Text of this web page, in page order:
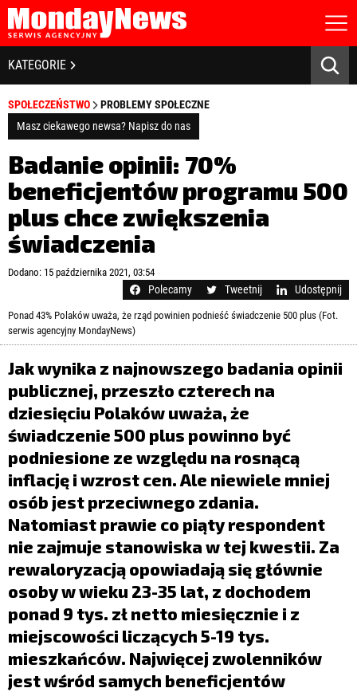
STRONA GŁÓWNA
O NAS
POLITYKA PRYWATNOŚCI
REGULAMIN
LICENCJA
REJESTRACJA
KONTAKT
Zapamiętaj mnie
Kliknij tutaj
KATEGORIE
BIZNES I GOSPODARKA
BANKOWOŚĆ I FINANSE
NOWE TECHNOLOGIE
SPOŁECZEŃSTWO
EDUKACJA
MEDIA
ZDROWIE I URODA
KULTURA
LIFESTYLE
OPINIE I KOMENTARZE
SPOŁECZEŃSTWO
PROBLEMY SPOŁECZNE
Masz ciekawego newsa? Napisz do nas
Badanie opinii: 70%
beneficjentów programu 500
plus chce zwiększenia
świadczenia
Dodano: 15 października 2021, 03:54
Polecamy Tweetnij Udostępnij
Ponad 43% Polaków uważa, że rząd powinien podnieść świadczenie 500 plus (Fot.
serwis agencyjny MondayNews)
Jak wynika z najnowszego badania opinii
publicznej, przeszło czterech na
dziesięciu Polaków uważa, że
świadczenie 500 plus powinno być
podniesione ze względu na rosnącą
inflację i wzrost cen. Ale niewiele mniej
osób jest przeciwnego zdania.
Natomiast prawie co piąty respondent
nie zajmuje stanowiska w tej kwestii. Za
rewaloryzacją opowiadają się głównie
osoby w wieku 23-35 lat, z dochodem
ponad 9 tys. zł netto miesięcznie i z
miejscowości liczących 5-19 tys.
mieszkańców. Najwięcej zwolenników
jest wśród samych beneficjentów